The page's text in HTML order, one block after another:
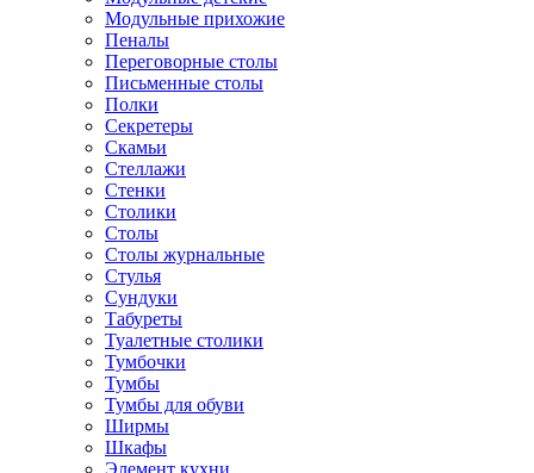
Модульные прихожие
Пеналы
Переговорные столы
Письменные столы
Полки
Секретеры
Скамьи
Стеллажи
Стенки
Столики
Столы
Столы журнальные
Стулья
Сундуки
Табуреты
Туалетные столики
Тумбочки
Тумбы
Тумбы для обуви
Ширмы
Шкафы
Элемент кухни